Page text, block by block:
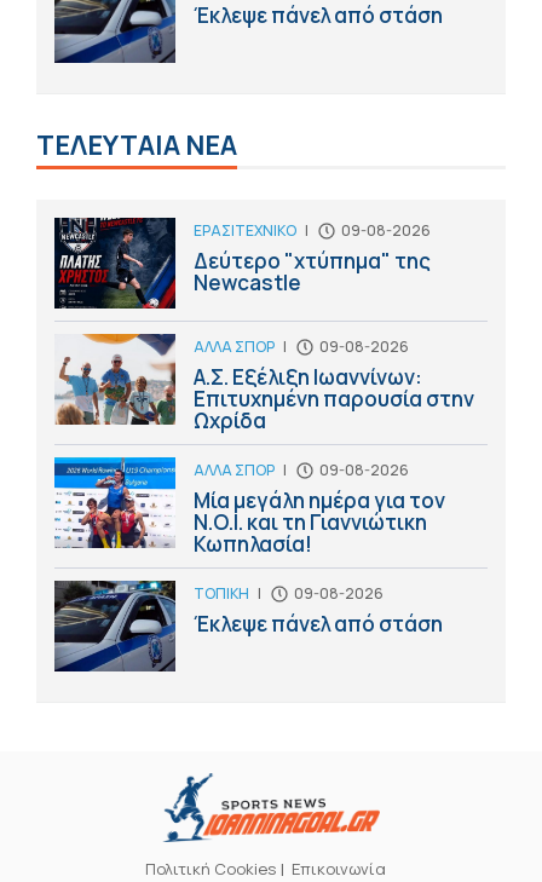
Έκλεψε πάνελ από στάση
ΤΕΛΕΥΤΑΙΑ ΝΕΑ
ΕΡΑΣΙΤΕΧΝΙΚΟ | 09-08-2026
Δεύτερο "χτύπημα" της
Newcastle
ΑΛΛΑ ΣΠΟΡ | 09-08-2026
Α.Σ. Εξέλιξη Ιωαννίνων:
Επιτυχημένη παρουσία στην
Ωχρίδα
ΑΛΛΑ ΣΠΟΡ | 09-08-2026
Μία μεγάλη ημέρα για τον
Ν.Ο.Ι. και τη Γιαννιώτικη
Κωπηλασία!
ΤΟΠΙΚΗ | 09-08-2026
Έκλεψε πάνελ από στάση
Πολιτική Cookies Επικοινωνία